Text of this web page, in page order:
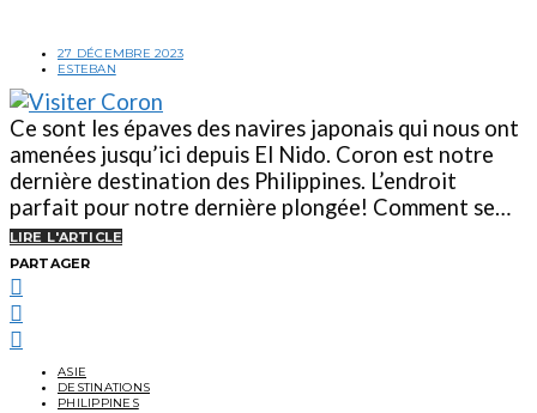
27 DÉCEMBRE 2023
ESTEBAN
Ce sont les épaves des navires japonais qui nous ont
amenées jusqu’ici depuis El Nido. Coron est notre
dernière destination des Philippines. L’endroit
parfait pour notre dernière plongée! Comment se…
LIRE L'ARTICLE
PARTAGER
ASIE
DESTINATIONS
PHILIPPINES